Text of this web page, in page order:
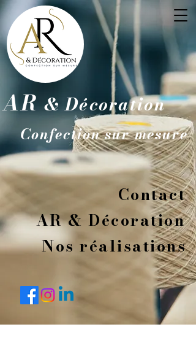
Contact
AR & Décoration
AR & Décoration
Confection sur mesure
Nos réalisations